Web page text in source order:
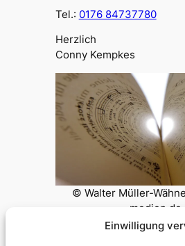
Einwilligung
Tel.: 0176 84737780
Herzlich
Conny Kempkes
© Walter Müller-
medien.de